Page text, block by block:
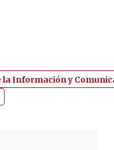
Información y